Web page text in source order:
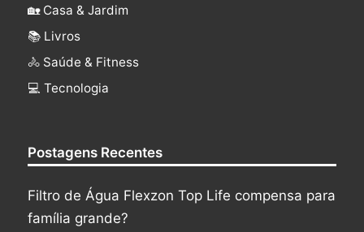
🏡 Casa & Jardim
📚 Livros
🚴 Saúde & Fitness
‍💻 Tecnologia
Postagens Recentes
Filtro de Água Flexzon Top Life compensa para
família grande?